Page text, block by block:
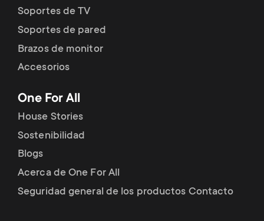
Soportes de TV
Soportes de pared
Brazos de monitor
Accesorios
One For All
House Stories
Sostenibilidad
Blogs
Acerca de One For All
Seguridad general de los productos Contacto